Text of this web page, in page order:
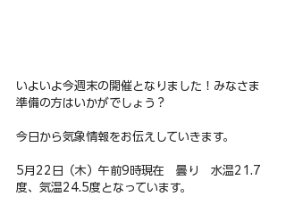
いよいよ今週末の開催となりました！みなさま
準備の方はいかがでしょう？
今日から気象情報をお伝えしていきます。
5月22日（木）午前9時現在　曇り　水温21.7
度、気温24.5度となっています。